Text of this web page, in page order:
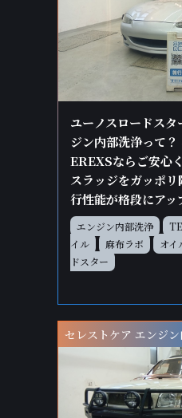
ユーノスロードス
ジン内部洗浄って
EREXSならご安心
スラッジをガッポ
行性能が格段にアッ
エンジン内部洗浄
イル
麻布ラボ オイ
ドスター
セレストケア エンジ